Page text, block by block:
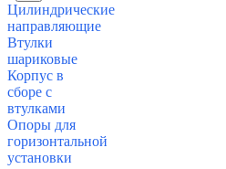
Цилиндрические
направляющие
Втулки
шариковые
Корпус в
сборе с
втулками
Опоры для
горизонтальной
установки